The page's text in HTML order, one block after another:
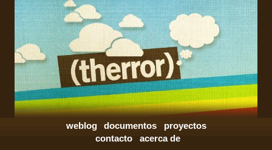
weblog documentos
proyectos
contacto
acerca de